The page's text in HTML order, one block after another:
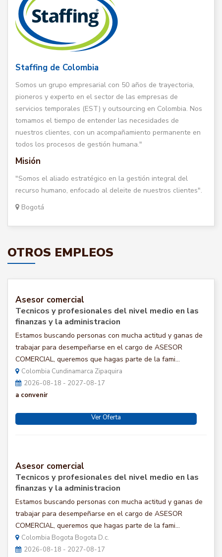
Staffing de Colombia
Somos un grupo empresarial con 50 años de trayectoria,
pioneros y experto en el sector de las empresas de
servicios temporales (EST) y outsourcing en Colombia. Nos
tomamos el tiempo de entender las necesidades de
nuestros clientes, con un acompañamiento permanente en
todos los procesos de gestión humana."
Misión
"Somos el aliado estratégico en la gestión integral del
recurso humano, enfocado al deleite de nuestros clientes".
Bogotá
OTROS EMPLEOS
Asesor comercial
Tecnicos y profesionales del nivel medio en las
finanzas y la administracion
Estamos buscando personas con mucha actitud y ganas de
trabajar para desempeñarse en el cargo de ASESOR
COMERCIAL, queremos que hagas parte de la fami...
Colombia Cundinamarca Zipaquira
2026-08-18 - 2027-08-17
a convenir
Ver Oferta
Asesor comercial
Tecnicos y profesionales del nivel medio en las
finanzas y la administracion
Estamos buscando personas con mucha actitud y ganas de
trabajar para desempeñarse en el cargo de ASESOR
COMERCIAL, queremos que hagas parte de la fami...
Colombia Bogota Bogota D.c.
2026-08-18 - 2027-08-17